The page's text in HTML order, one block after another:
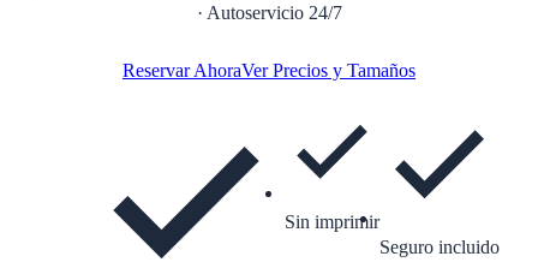
· Autoservicio 24/7
Reservar AhoraVer Precios y Tamaños
Sin imprimir
Seguro incluido